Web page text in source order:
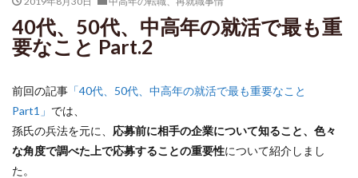
40代、50代、中高年の就活で最も重
要なこと Part.2
前回の記事 「40代、50代、中高年の就活で最も重要なこと
Part1」 では、
孫氏の兵法を元に、 応募前に相手の企業について知ること、色々
な角度で調べた上で応募することの重要性について紹介しまし
た。